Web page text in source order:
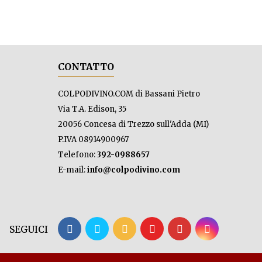
CONTATTO
COLPODIVINO.COM di Bassani Pietro
Via T.A. Edison, 35
20056 Concesa di Trezzo sull'Adda (MI)
P.IVA 08914900967
Telefono:392-0988657
E-mail:info@colpodivino.com
SEGUICI